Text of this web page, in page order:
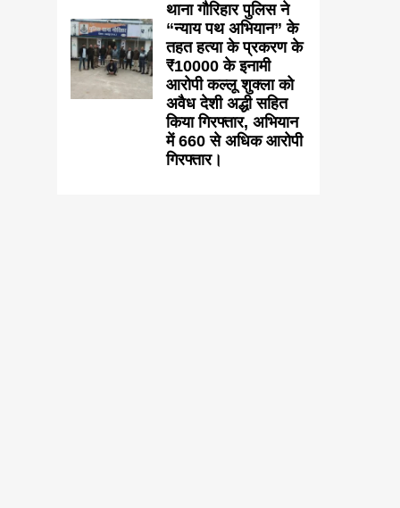
थाना गौरिहार पुलिस ने
“न्याय पथ अभियान” के
तहत हत्या के प्रकरण के
₹10000 के इनामी
आरोपी कल्लू शुक्ला को
अवैध देशी अद्धी सहित
किया गिरफ्तार, अभियान
में 660 से अधिक आरोपी
गिरफ्तार।